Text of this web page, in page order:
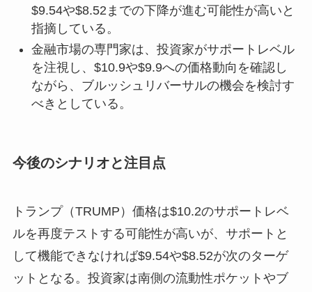
$9.54や$8.52までの下降が進む可能性が高いと
指摘している。
金融市場の専門家は、投資家がサポートレベル
を注視し、$10.9や$9.9への価格動向を確認し
ながら、ブルッシュリバーサルの機会を検討す
べきとしている。
今後のシナリオと注目点
トランプ（TRUMP）価格は$10.2のサポートレベ
ルを再度テストする可能性が高いが、サポートと
して機能できなければ$9.54や$8.52が次のターゲ
ットとなる。投資家は南側の流動性ポケットやブ